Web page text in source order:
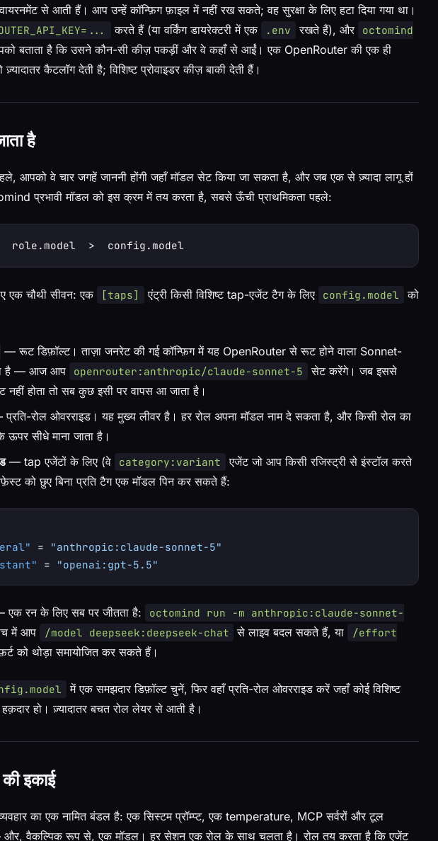
से आती हैं। आप उन्हें कॉन्फ़िग फ़ाइल में नहीं रख सकते; वह सुरक्षा के लिए हटा दिया गया था।
करते हैं (या वर्किंग डायरेक्टरी में एक .env रखते हैं), और octomind
बताता है कि उसने कौन-सी कीज़ पकड़ीं और वे कहाँ से आईं। एक OpenRouter की एक ही
कैटलॉग देती है; विशिष्ट प्रोवाइडर कीज़ बाकी देती हैं।
है
आपको वे चार जगहें जाननी होंगी जहाँ मॉडल सेट किया जा सकता है, और जब एक से ज़्यादा लागू हों
प्रभावी मॉडल को इस क्रम में तय करता है, सबसे ऊँची प्राथमिकता पहले:
एक चौथी सीवन: एक [taps] एंट्री किसी विशिष्ट tap-एजेंट टैग के लिए config.model को
— रूट डिफ़ॉल्ट। ताज़ा जनरेट की गई कॉन्फ़िग में यह OpenRouter से रूट होने वाला Sonnet-
है — आज आप
openrouter:anthropic/claude-sonnet-5
सेट करेंगे। जब इससे
नहीं होता तो सब कुछ इसी पर वापस आ जाता है।
रोल ओवरराइड। यह मुख्य लीवर है। हर रोल अपना मॉडल नाम दे सकता है, और किसी रोल का
सीधे माना जाता है।
— tap एजेंटों के लिए (वे category:variant
एजेंट जो आप किसी रजिस्ट्री से इंस्टॉल करते
को छुए बिना प्रति टैग एक मॉडल पिन कर सकते हैं:
=
"anthropic:claude-sonnet-5"
= "openai:gpt-5.5"
रन के लिए सब पर जीतता है: octomind run -m anthropic:claude-sonnet-
में आप /model deepseek:deepseek-chat से लाइव बदल सकते हैं, या /effort
को थोड़ा समायोजित कर सकते हैं।
में एक समझदार डिफ़ॉल्ट चुनें, फिर वहाँ प्रति-रोल ओवरराइड करें जहाँ कोई विशिष्ट
हो। ज़्यादातर बचत रोल लेयर से आती है।
इकाई
का एक नामित बंडल है: एक सिस्टम प्रॉम्प्ट, एक temperature, MCP सर्वरों और टूल
वैकल्पिक रूप से, एक मॉडल। हर सेशन एक रोल के साथ चलता है। रोल तय करता है कि एजेंट